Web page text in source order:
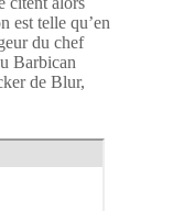
est telle qu’en
du chef
Barbican
de Blur,